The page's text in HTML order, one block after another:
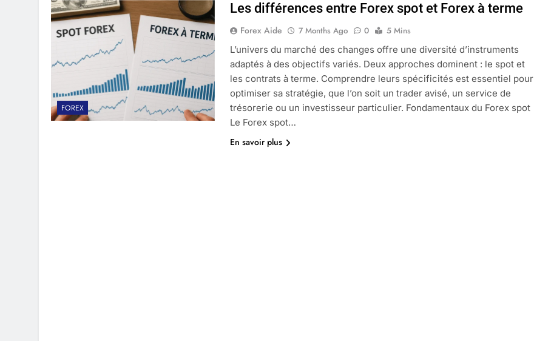
FOREX
Les différences entre Forex spot et Forex à terme
Forex Aide 7 Months Ago 0
5 Mins
L’univers du marché des changes offre une diversité d’instruments
adaptés à des objectifs variés. Deux approches dominent : le spot et
les contrats à terme. Comprendre leurs spécificités est essentiel pour
optimiser sa stratégie, que l’on soit un trader avisé, un service de
trésorerie ou un investisseur particulier. Fondamentaux du Forex spot
Le Forex spot…
En savoir plus